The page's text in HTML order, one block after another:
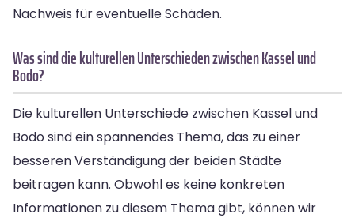
Nachweis für eventuelle Schäden.
Was sind die kulturellen Unterschieden zwischen Kassel und
Bodo?
Die kulturellen Unterschiede zwischen Kassel und
Bodo sind ein spannendes Thema, das zu einer
besseren Verständigung der beiden Städte
beitragen kann. Obwohl es keine konkreten
Informationen zu diesem Thema gibt, können wir